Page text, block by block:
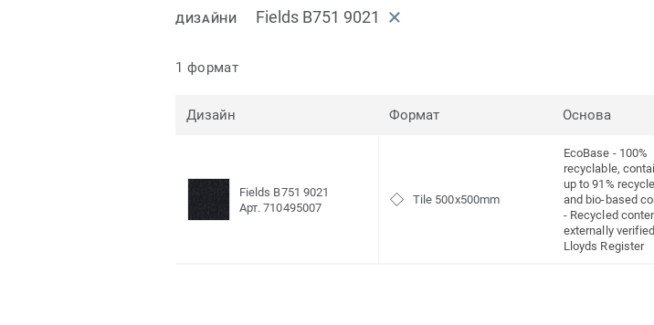
ДИЗАЙНИ Fields B751 9021
1 формат
Дизайн Формат Основа
Fields B751 9021
Арт. 710495007
Tile 500x500mm
EcoBase - 100%
recyclable,
up to 91%
and bio-based
- Recycled
externally
Lloyds Register